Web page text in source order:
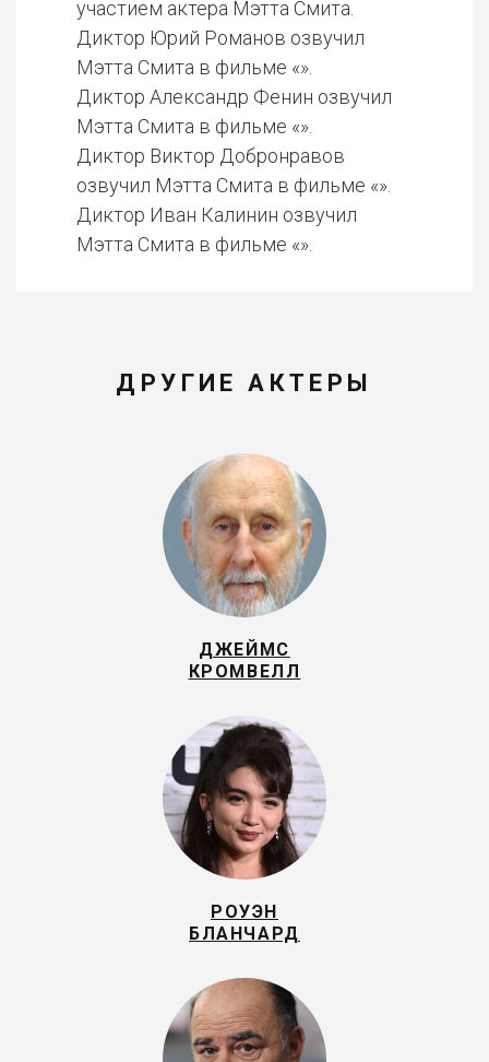
участием актера Мэтта Смита.
Диктор Юрий Романов озвучил
Мэтта Смита в фильме «».
Диктор Александр Фенин озвучил
Мэтта Смита в фильме «».
Диктор Виктор Добронравов
озвучил Мэтта Смита в фильме «».
Диктор Иван Калинин озвучил
Мэтта Смита в фильме «».
ДРУГИЕ АКТЕРЫ
ДЖЕЙМС
КРОМВЕЛЛ
РОУЭН
БЛАНЧАРД